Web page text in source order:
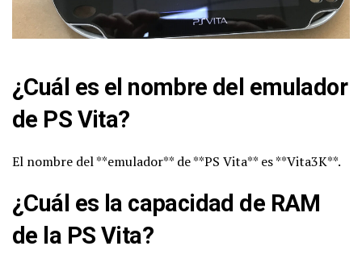
¿Cuál es el nombre del emulador
de PS Vita?
El nombre del **emulador** de **PS Vita** es **Vita3K**.
¿Cuál es la capacidad de RAM
de la PS Vita?